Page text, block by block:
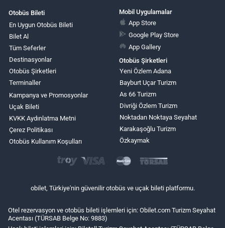
Otobüs Bileti
En Uygun Otobüs Bileti
Bilet Al
Tüm Seferler
Destinasyonlar
Otobüs Şirketleri
Terminaller
Kampanya ve Promosyonlar
Uçak Bileti
KVKK Aydınlatma Metni
Çerez Politikası
Otobüs Kullanım Koşulları
Mobil Uygulamalar
App Store
Google Play Store
App Gallery
Otobüs Şirketleri
Yeni Özlem Adana
Bayburt Uçar Turizm
As 66 Turizm
Divriği Özlem Turizm
Noktadan Noktaya Seyahat
Karakaşoğlu Turizm
Özkaymak
obilet, Türkiye'nin güvenilir otobüs ve uçak bileti platformu.
Otel rezervasyon ve otobüs bileti işlemleri için: Obilet.com Turizm Seyahat
Acentası (TÜRSAB Belge No: 9883)